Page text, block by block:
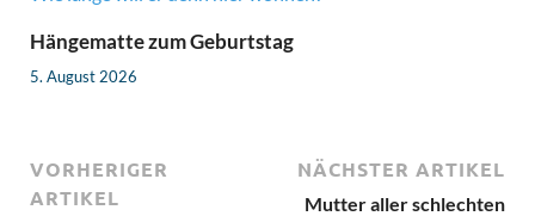
Hängematte zum Geburtstag
5. August 2026
VORHERIGER
ARTIKEL
NÄCHSTER ARTIKEL
Mutter aller schlechten